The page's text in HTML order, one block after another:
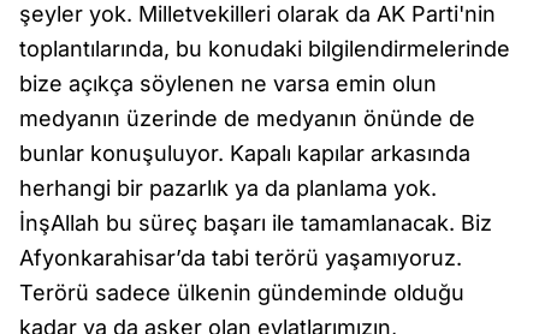
şeyler yok. Milletvekilleri olarak da AK Parti'nin
toplantılarında, bu konudaki bilgilendirmelerinde
bize açıkça söylenen ne varsa emin olun
medyanın üzerinde de medyanın önünde de
bunlar konuşuluyor. Kapalı kapılar arkasında
herhangi bir pazarlık ya da planlama yok.
İnşAllah bu süreç başarı ile tamamlanacak. Biz
Afyonkarahisar’da tabi terörü yaşamıyoruz.
Terörü sadece ülkenin gündeminde olduğu
kadar ya da asker olan evlatlarımızın,